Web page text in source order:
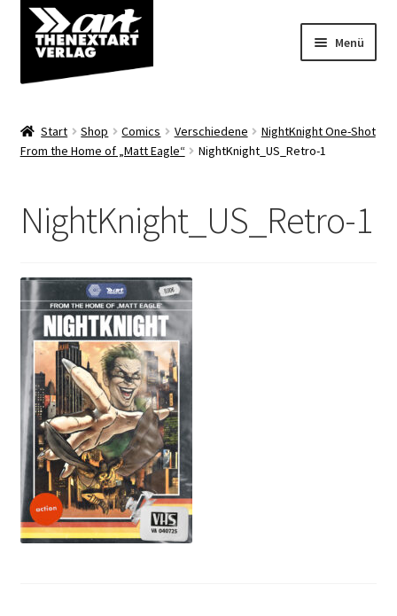
Zur
Navigation
springen
Zum
Inhalt
springen
Menü
Shop
Start Shop Comics Verschiedene
NightKnight One-Shot
From the Home of „Matt Eagle“
NightKnight_US_Retro-1
NightKnight_US_Retro-1